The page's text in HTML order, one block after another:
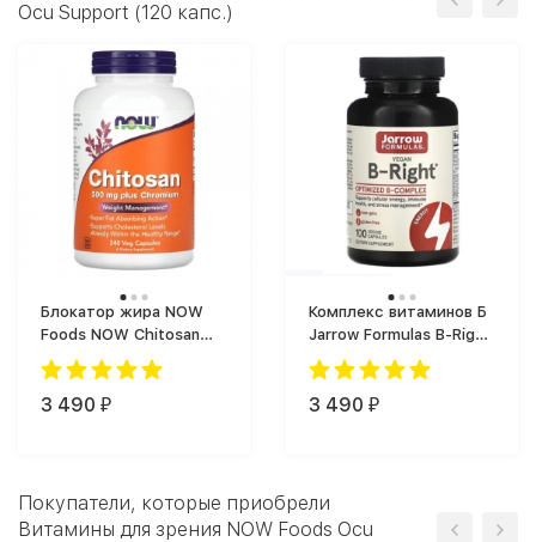
Ocu Support (120 капс.)
Блокатор жира NOW
Foods NOW Chitosan
(240 капс.)
3 490 ₽
Комплекс витаминов Б
Jarrow Formulas B-Right
(100 vcaps)
3 490 ₽
Покупатели, которые приобрели
Витамины для зрения NOW Foods Ocu